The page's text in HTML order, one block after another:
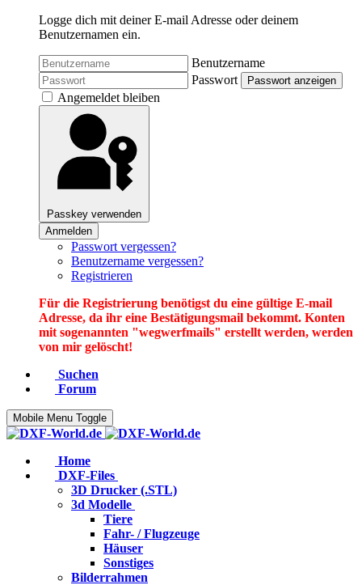
Logge dich mit deiner E-mail Adresse oder deinem
Benutzernamen ein.
Benutzername
Passwort
Passwort anzeigen
Angemeldet bleiben
Passkey verwenden
Anmelden
Passwort vergessen?
Benutzername vergessen?
Registrieren
Für die Registrierung benötigst du eine gültige E-mail
Adresse, da ihr eine Bestätigungsmail bekommt. Konten
mit sogenannten "wegwerfmails" erstellt werden, werden
von mir gelöscht!
Suchen
Forum
Mobile Menu Toggle
Home
DXF-Files
3D Drucker (.STL)
3d Modelle
Tiere
Fahr- / Flugzeuge
Häuser
Sonstiges
Bilderrahmen